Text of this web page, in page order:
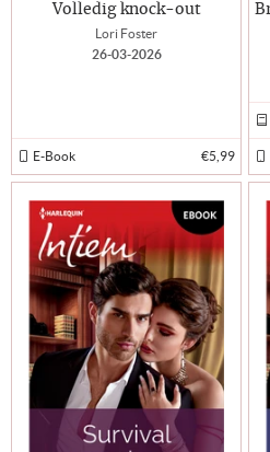
Volledig knock-out
Lori Foster
26-03-2026
E-Book €5,99